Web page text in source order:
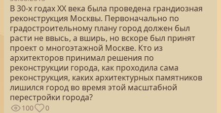
В 30-х годах XX века была проведена грандиозная
реконструкция Москвы. Первоначально по
градостроительному плану город должен был
расти не ввысь, а вширь, но вскоре был принят
проект о многоэтажной Москве. Кто из
архитекторов принимал решения по
реконструкции города, как проходила сама
реконструкция, каких архитектурных памятников
лишился город во время этой масштабной
перестройки города?
100 0